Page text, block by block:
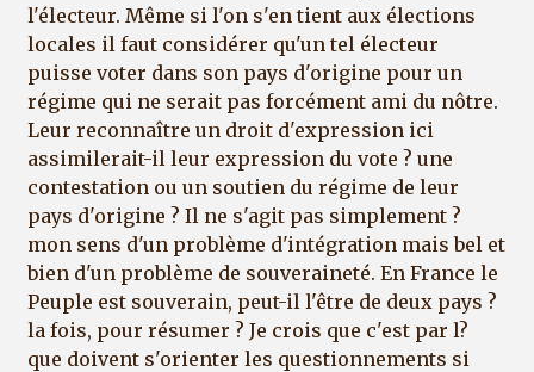
l'électeur. Même si l'on s'en tient aux élections
locales il faut considérer qu'un tel électeur
puisse voter dans son pays d'origine pour un
régime qui ne serait pas forcément ami du nôtre.
Leur reconnaître un droit d'expression ici
assimilerait-il leur expression du vote ? une
contestation ou un soutien du régime de leur
pays d'origine ? Il ne s'agit pas simplement ?
mon sens d'un problème d'intégration mais bel et
bien d'un problème de souveraineté. En France le
Peuple est souverain, peut-il l'être de deux pays ?
la fois, pour résumer ? Je crois que c'est par l?
que doivent s'orienter les questionnements si